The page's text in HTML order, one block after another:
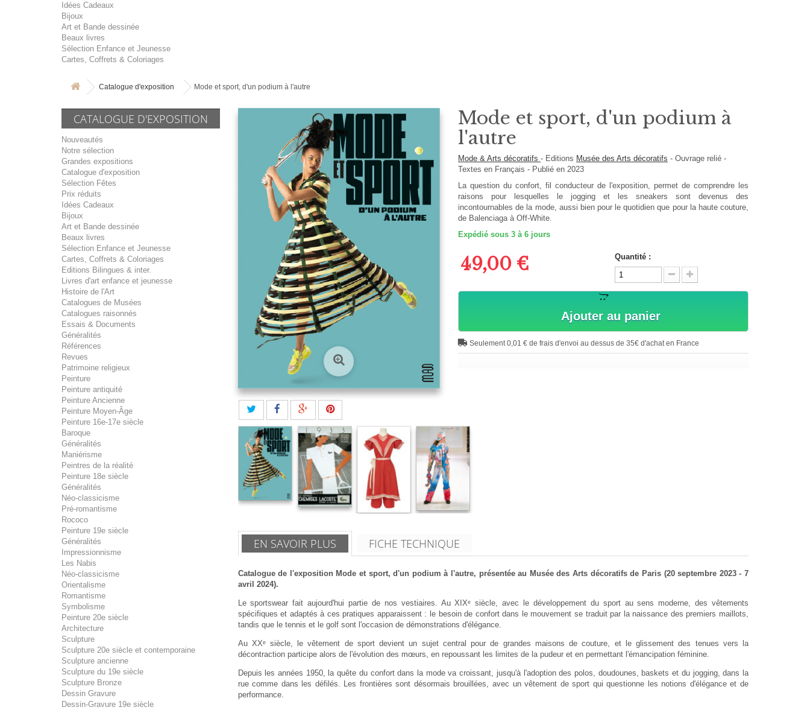
Idées Cadeaux
Bijoux
Art et Bande dessinée
Beaux livres
Sélection Enfance et Jeunesse
Cartes, Coffrets & Coloriages
Catalogue d'exposition Mode et sport, d'un podium à l'autre
CATALOGUE D'EXPOSITION
Nouveautés
Notre sélection
Grandes expositions
Catalogue d'exposition
Sélection Fêtes
Prix réduits
Idées Cadeaux
Bijoux
Art et Bande dessinée
Beaux livres
Sélection Enfance et Jeunesse
Cartes, Coffrets & Coloriages
Editions Bilingues & inter.
Livres d'art enfance et jeunesse
Histoire de l'Art
Catalogues de Musées
Catalogues raisonnés
Essais & Documents
Généralités
Références
Revues
Patrimoine religieux
Peinture
Peinture antiquité
Peinture Ancienne
Peinture Moyen-Âge
Peinture 16e-17e siècle
Baroque
Généralités
Maniérisme
Peintres de la réalité
Peinture 18e siècle
Généralités
Néo-classicisme
Pré-romantisme
Rococo
Peinture 19e siècle
Généralités
Impressionnisme
Les Nabis
Néo-classicisme
Orientalisme
Romantisme
Symbolisme
Peinture 20e siècle
Architecture
Sculpture
Sculpture 20e siècle et contemporaine
Sculpture ancienne
Sculpture du 19e siècle
Sculpture Bronze
Dessin Gravure
Dessin-Gravure 19e siècle
Mode et sport, d'un podium à
l'autre
Mode & Arts décoratifs- Editions Musée des Arts décoratifs -Ouvrage relié-
Textes en Français- Publié en 2023
La question du confort, fil conducteur de l'exposition, permet de comprendre les
raisons pour lesquelles le jogging et les sneakers sont devenus des
incontournables de la mode, aussi bien pour le quotidien que pour la haute couture,
de Balenciaga à Off-White.
Expédié sous 3 à 6 jours
49,00 € Quantité :
Ajouter au panier
Seulement 0,01 € de frais d'envoi au dessus de 35€ d'achat en France
EN SAVOIR PLUS FICHE TECHNIQUE
Catalogue de l'exposition Mode et sport, d'un podium à l'autre, présentée au Musée des Arts décoratifs de Paris (20 septembre 2023 - 7
avril 2024).
Le sportswear fait aujourd'hui partie de nos vestiaires. Au XIXᵉ siècle, avec le développement du sport au sens moderne, des vêtements
spécifiques et adaptés à ces pratiques apparaissent : le besoin de confort dans le mouvement se traduit par la naissance des premiers maillots,
tandis que le tennis et le golf sont l'occasion de démonstrations d'élégance.
Au XXᵉ siècle, le vêtement de sport devient un sujet central pour de grandes maisons de couture, et le glissement des tenues vers la
décontraction participe alors de l'évolution des mœurs, en repoussant les limites de la pudeur et en permettant l'émancipation féminine.
Depuis les années 1950, la quête du confort dans la mode va croissant, jusqu'à l'adoption des polos, doudounes, baskets et du jogging, dans la
rue comme dans les défilés. Les frontières sont désormais brouillées, avec un vêtement de sport qui questionne les notions d'élégance et de
performance.